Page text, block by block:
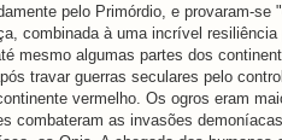
pelo Primórdio, e provaram-
combinada à uma incrível
mesmo algumas partes dos
travar guerras seculares pelo
vermelho. Os ogros eram
combateram as invasões